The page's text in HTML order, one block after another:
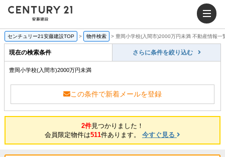
センチュリー21安藤建設TOP > 物件検索 > 豊岡小学校(入間市)2000万円未満 不動産情報一
現在の検索条件 さらに条件を絞り込む
豊岡小学校(入間市)2000万円未満
この条件で新着メールを登録
2件見つかりました！
会員限定物件は511件あります。 今すぐ見る